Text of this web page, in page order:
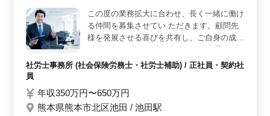
す。 ＜ワークライフバランス充実＞ 週休2日制や残
業少なめなど、働きやすい環境を整備しております。給
与に加え、福利厚生も充実しています。社労士の専門性
を活かし、充実感あるキャリアを築きませんか。
この度の業務拡大に合わせ、長く一緒に働け
る仲間を募集させてい ただきます。顧問先
様を発展させる喜びを共有し、ご自身の成長
おります。 【主な仕事内容】 ・社会保険お
のスケジュールが立てやすい為、自分のペー
スで仕事を調整できます。子どもさんの学校
社労士事務所 (社会保険労務士・社労士補助) / 正社員・契約社
員
年収350万円〜650万円
熊本県熊本市北区池田 / 池田駅